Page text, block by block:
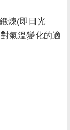
煉(即日光
氣溫變化的適